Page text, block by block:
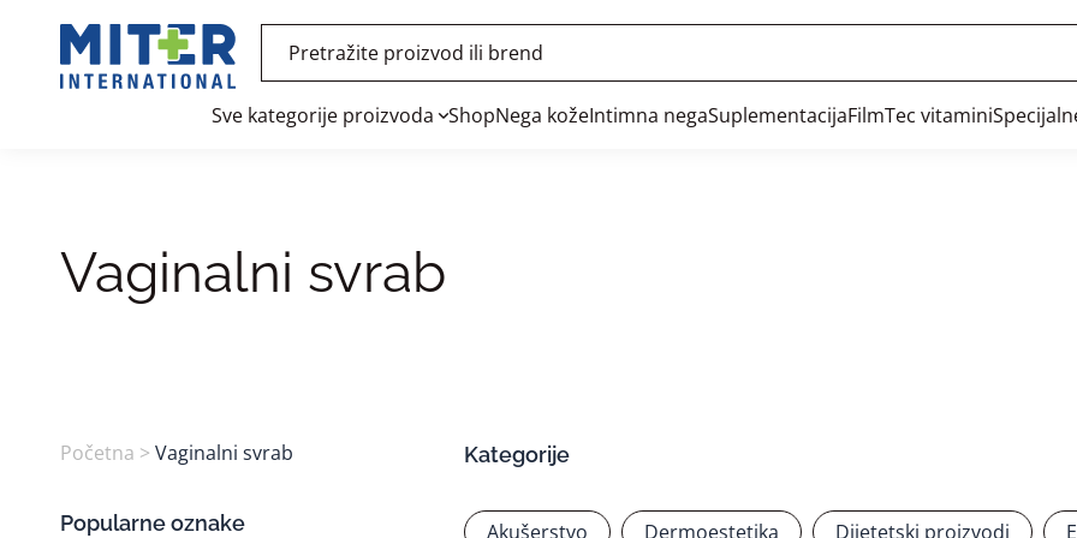
Vaginalni svrab
Početna > Vaginalni svrab
Popularne oznake
Kategorije
Akušerstvo Dermoestetika Dijetetski proizvodi